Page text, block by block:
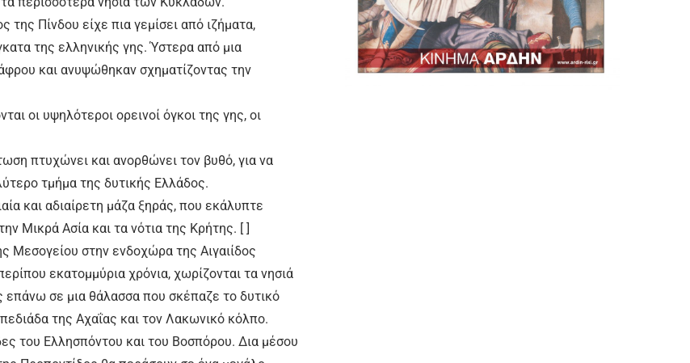
Πίνδου είχε πια γεμίσει από ιζήματα,
της ελληνικής γης. Ύστερα από μια
και ανυψώθηκαν σχηματίζοντας την
οι υψηλότεροι ορεινοί όγκοι της γης, οι
πτυχώνει και ανορθώνει τον βυθό, για να
τμήμα της δυτικής Ελλάδος.
και αδιαίρετη μάζα ξηράς, που εκάλυπτε
Μικρά Ασία και τα νότια της Κρήτης. [ ]
Μεσογείου στην ενδοχώρα της Αιγαιίδος
εκατομμύρια χρόνια, χωρίζονται τα νησιά
επάνω σε μια θάλασσα που σκέπαζε το δυτικό
της Αχαΐας και τον Λακωνικό κόλπο.
του Ελλησπόντου και του Βοσπόρου. Δια μέσου